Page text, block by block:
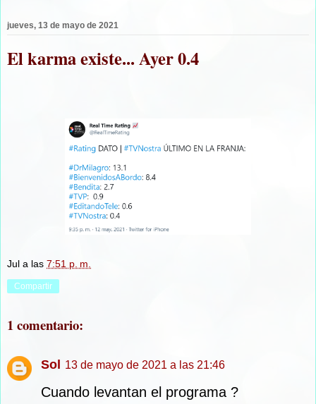
jueves, 13 de mayo de 2021
El karma existe... Ayer 0.4
Jul a las 7:51 p. m.
Compartir
1 comentario:
Sol 13 de mayo de 2021 a las 21:46
Cuando levantan el programa ?